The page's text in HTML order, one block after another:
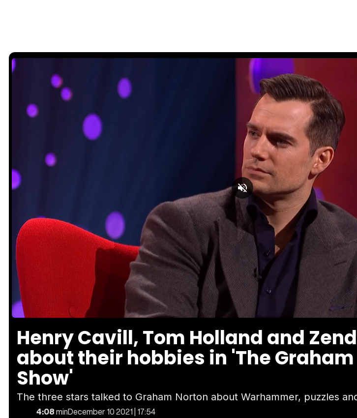
Loaded
Henry Cavill, Tom Holland and
about their hobbies in 'The
Show'
The three stars talked to Graham Norton about Warhammer, puzzles
4:08minDecember 10 2021 | 17:54